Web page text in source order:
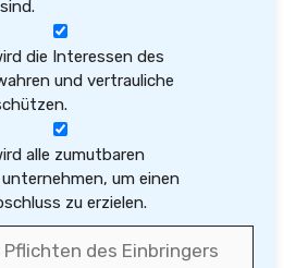
die Interessen des
und vertrauliche
alle zumutbaren
um einen
zu erzielen.